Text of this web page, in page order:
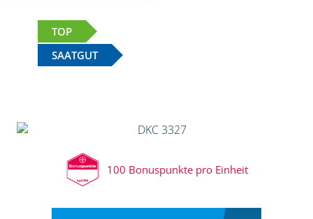
TOP
SAATGUT
100 Bonuspunkte pro Einheit